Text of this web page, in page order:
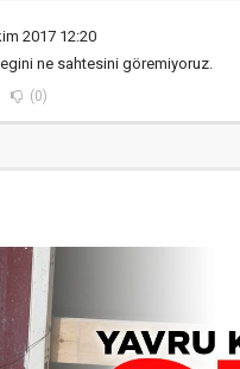
2017 12:20
ne sahtesini göremiyoruz.
(0)